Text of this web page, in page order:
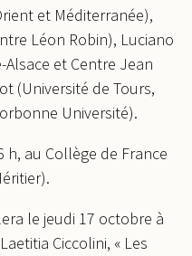
et Méditerranée),
Léon Robin), Luciano
et Centre Jean
(Université de Tours,
Université).
h, au Collège de France
le jeudi 17 octobre à
Ciccolini, « Les